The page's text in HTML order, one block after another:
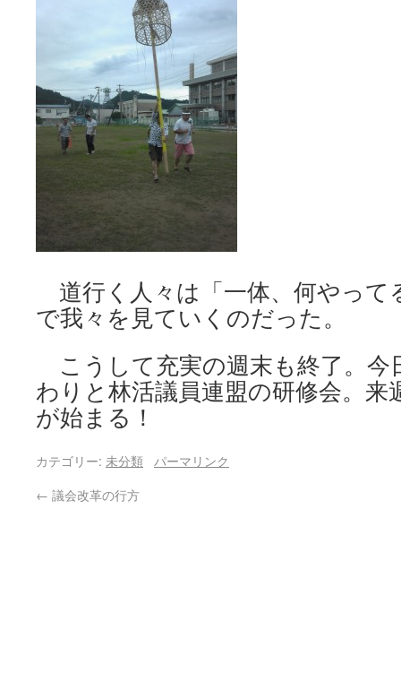
道行く人々は「一体、何やって
で我々を見ていくのだった。
こうして充実の週末も終了。今
わりと林活議員連盟の研修会。来
が始まる！
カテゴリー: 未分類
パーマリンク
← 議会改革の行方